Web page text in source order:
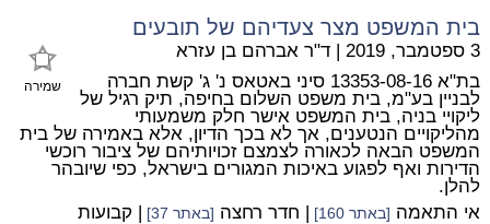
בית המשפט מצר צעדיהם של תובעים
שמירה
3 ספטמבר, 2019 | ד"ר אברהם בן עזרא
בת"א 13353-08-16 סיני באטאס נ' ג' קשת חברה
לבניין בע"מ, בית משפט השלום בחיפה, תיק רגיל של
ליקויי בניה, בית המשפט אישר חלק משמעותי
מהליקויים הנטענים, אך לא בכך הדיון, אלא באמירה של בית
המשפט הבאה לכאורה לצמצם זכויותיהם של ציבור רוכשי
הדירות ואף לפגוע באיכות המגורים בישראל, כפי שיובהר
להלן.
אי התאמה [באתר 160] | חדר רחצה [באתר 37]
| קבועות